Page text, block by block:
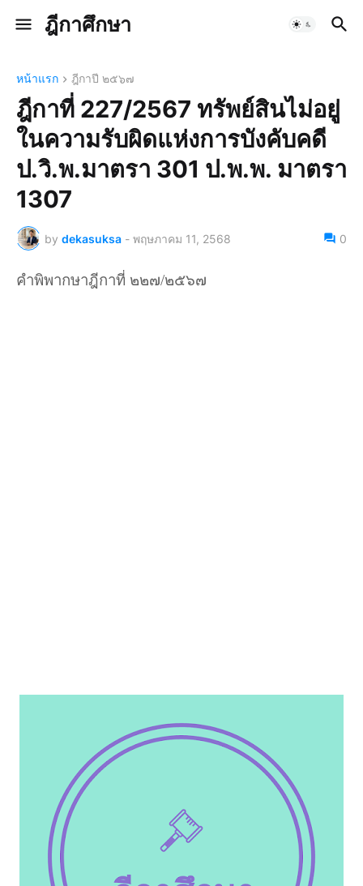
ฎีกาศึกษา
หน้าแรก ฎีกาปี ๒๕๖๗
ฎีกาที่ 227/2567 ทรัพย์สินไม่อยู่
ในความรับผิดแห่งการบังคับคดี
ป.วิ.พ.มาตรา 301 ป.พ.พ. มาตรา
1307
by dekasuksa - พฤษภาคม 11, 2568 0
คำพิพากษาฎีกาที่ ๒๒๗/๒๕๖๗